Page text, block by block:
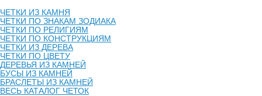
ЧЕТКИ ИЗ КАМНЯ
ЧЕТКИ ПО ЗНАКАМ ЗОДИАКА
ЧЕТКИ ПО РЕЛИГИЯМ
ЧЕТКИ ПО КОНСТРУКЦИЯМ
ЧЕТКИ ИЗ ДЕРЕВА
ЧЕТКИ ПО ЦВЕТУ
ДЕРЕВЬЯ ИЗ КАМНЕЙ
БУСЫ ИЗ КАМНЕЙ
БРАСЛЕТЫ ИЗ КАМНЕЙ
ВЕСЬ КАТАЛОГ ЧЕТОК